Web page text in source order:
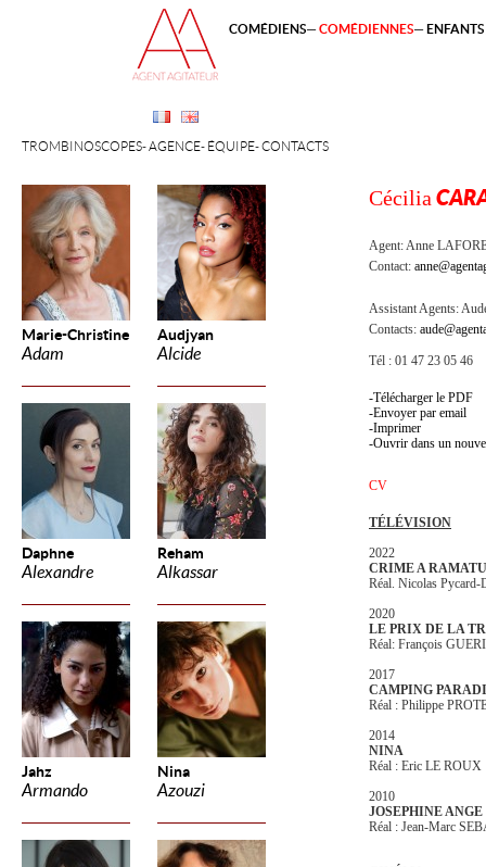
Marie-Christine
Adam
Audjyan
Alcide
Daphne
Alexandre
Reham
Alkassar
Jahz
Armando
Nina
Azouzi
TROMBINOSCOPES AGENCE ÉQUIPE CONTACTS
COMÉDIENS COMÉDIENNES
Cécilia
Agent:Anne
Contact:
Assistant Agents:
Contacts:
Tél : 01 47 23 05 46
Télécharger le PDF
Envoyer par email
Imprimer
Ouvrir dans un
CV
TÉLÉVISION
2022
CRIME A
Réal. Nicolas Pycard-
2020
LE PRIX DE LA
Réal: François
2017
CAMPING
Réal : Philippe
2014
NINA
Réal : Eric LE ROUX
2010
JOSEPHINE
Réal : Jean-Marc